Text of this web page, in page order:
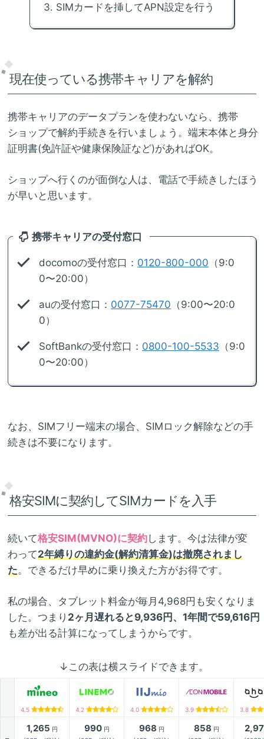
SIMカードを挿してAPN設定を行う
現在使っている携帯キャリアを解約
携帯キャリアのデータプランを使わないなら、携帯
ショップで解約手続きを行いましょう。端末本体と身分
証明書(免許証や健康保険証など)があればOK。
ショップへ行くのが面倒な人は、電話で手続きしたほう
が早いと思います。
携帯キャリアの受付窓口
docomoの受付窓口： 0120-800-000 （9:0
0〜20:00）
auの受付窓口： 0077-75470 （9:00〜20:0
0）
SoftBankの受付窓口： 0800-100-5533 （9:0
0〜20:00）
なお、SIMフリー端末の場合、SIMロック解除などの手
続きは不要になります。
格安SIMに契約してSIMカードを入手
続いて格安SIM(MVNO)に契約します。今は法律が変
わって2年縛りの違約金(解約清算金)は撤廃されまし
た。できるだけ早めに乗り換えた方がお得です。
私の場合、タブレット料金が毎月4,968円も安くなりま
した。つまり 2ヶ月遅れると9,936円、1年間で59,616円
も差が出る計算になってしまうからです。
↓この表は横スライドできます。
4.5 4.2 4.0 3.9 3.8
1,265 円
990円
968 円
858 円